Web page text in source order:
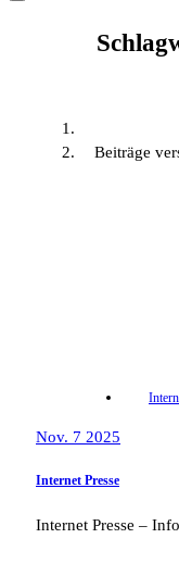
Beiträge
Nov. 7 2025
Internet Presse
Internet Presse –